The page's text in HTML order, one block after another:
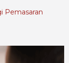
Pemasaran